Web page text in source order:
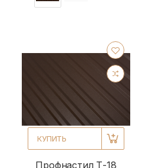
КУПИТЬ
Профнастил Т-18